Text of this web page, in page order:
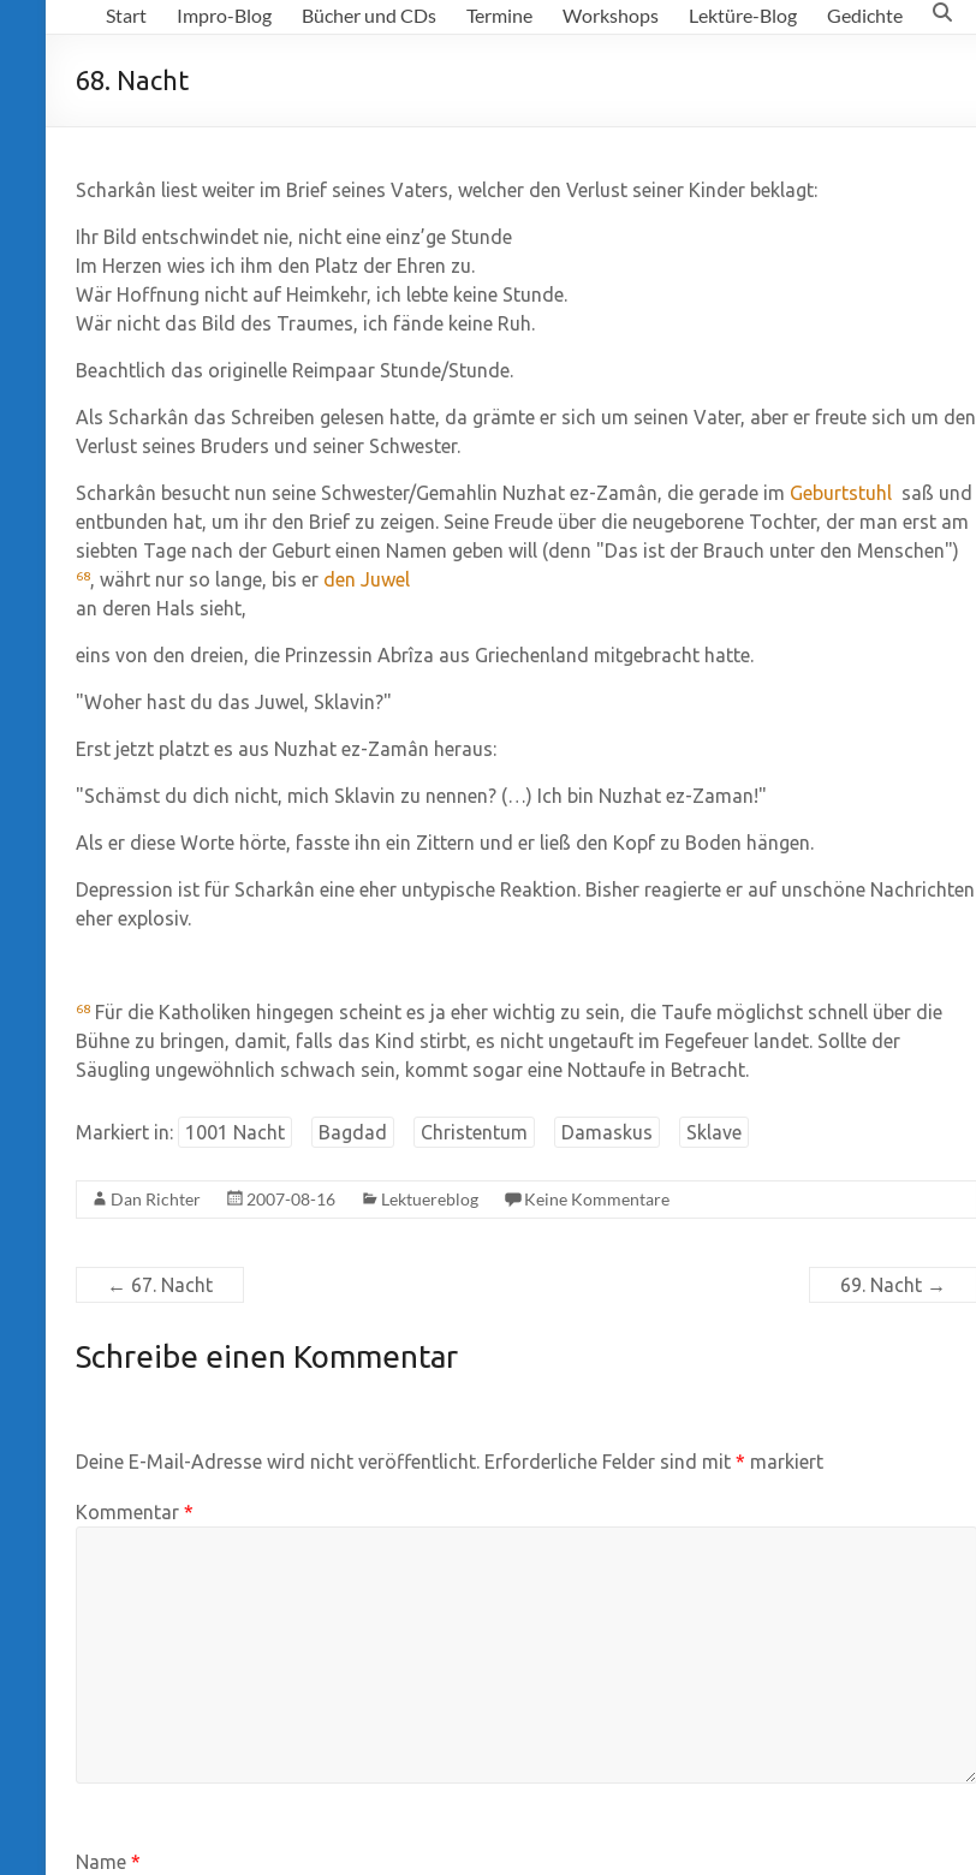
Richter
Start Impro-Blog Bücher und CDs Termine Workshops Lektüre-Blog Gedichte
68. Nacht
Scharkân liest weiter im Brief seines Vaters, welcher den Verlust seiner Kinder beklagt:
Ihr Bild entschwindet nie, nicht eine einz’ge Stunde
Im Herzen wies ich ihm den Platz der Ehren zu.
Wär Hoffnung nicht auf Heimkehr, ich lebte keine Stunde.
Wär nicht das Bild des Traumes, ich fände keine Ruh.
Beachtlich das originelle Reimpaar Stunde/Stunde.
Als Scharkân das Schreiben gelesen hatte, da grämte er sich um seinen Vater, aber er freute sich um den
Verlust seines Bruders und seiner Schwester.
Scharkân besucht nun seine Schwester/Gemahlin Nuzhat ez-Zamân, die gerade im Geburtstuhl saß und
entbunden hat, um ihr den Brief zu zeigen. Seine Freude über die neugeborene Tochter, der man erst am
siebten Tage nach der Geburt einen Namen geben will (denn "Das ist der Brauch unter den Menschen")
68, währt nur so lange, bis er den Juwel
an deren Hals sieht,
eins von den dreien, die Prinzessin Abrîza aus Griechenland mitgebracht hatte.
"Woher hast du das Juwel, Sklavin?"
Erst jetzt platzt es aus Nuzhat ez-Zamân heraus:
"Schämst du dich nicht, mich Sklavin zu nennen? (…) Ich bin Nuzhat ez-Zaman!"
Als er diese Worte hörte, fasste ihn ein Zittern und er ließ den Kopf zu Boden hängen.
Depression ist für Scharkân eine eher untypische Reaktion. Bisher reagierte er auf unschöne Nachrichten
eher explosiv.
68 Für die Katholiken hingegen scheint es ja eher wichtig zu sein, die Taufe möglichst schnell über die
Bühne zu bringen, damit, falls das Kind stirbt, es nicht ungetauft im Fegefeuer landet. Sollte der
Säugling ungewöhnlich schwach sein, kommt sogar eine Nottaufe in Betracht.
Markiert in: 1001 Nacht Bagdad Christentum Damaskus Sklave
Dan Richter 2007-08-16 Lektuereblog Keine Kommentare
← 67. Nacht 69. Nacht →
Schreibe einen Kommentar
Deine E-Mail-Adresse wird nicht veröffentlicht. Erforderliche Felder sind mit * markiert
Kommentar *
Name *